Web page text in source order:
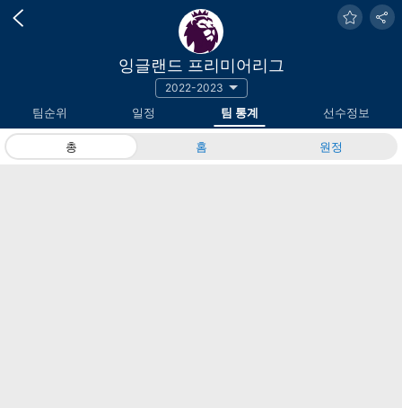
잉글랜드 프리미어리그
2022-2023
팀순위 일정 팀 통계 선수정보
총 홈 원정